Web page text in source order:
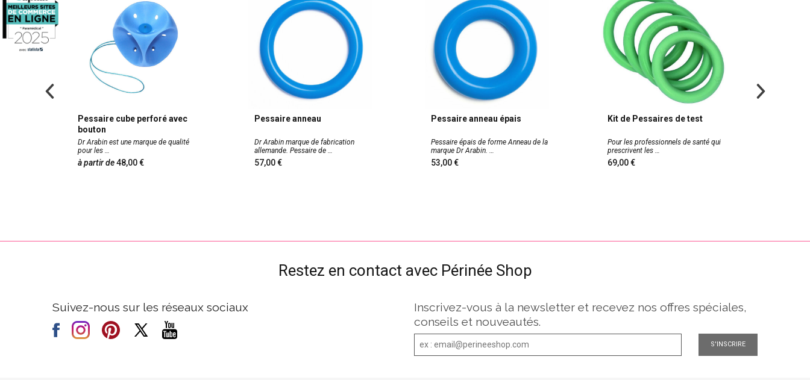
Pessaire cube perforé avec
bouton
Dr Arabin est une marque de qualité
pour les
à partir de48,00
Pessaire anneau
Dr Arabin marque de fabrication
allemande. Pessaire de
57,00
Pessaire anneau épais
Pessaire épais de forme Anneau de la
marque Dr Arabin.
53,00
Kit de Pessaires de test
Pour les professionnels de santé qui
prescrivent les
69,00
Restez en contact avec Périnée Shop
Suivez-nous sur les réseaux sociaux
Inscrivez-vous à la newsletter et recevez nos offres spéciales,
conseils et nouveautés.
S'INSCRIRE